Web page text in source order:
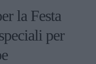
la Festa
per